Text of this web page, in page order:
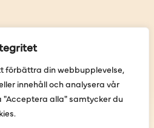
förbättra din webbupplevelse,
innehåll och analysera vår
alla" samtycker du